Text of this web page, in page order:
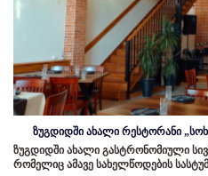
ზუგდიდში ახალი რესტორანი
ზუგდიდში ახალი გასტრონომიული
რომელიც ამავე სახელწოდების